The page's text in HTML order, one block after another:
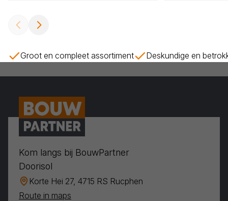
Groot en compleet assortiment Deskundige en
Kom langs bij BouwPartner
Doorisol
Korte Hei 27, 4715 RS Rucphen
Route in maps